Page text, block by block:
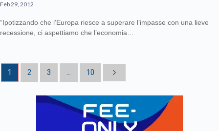
Feb 29, 2012
“Ipotizzando che l’Europa riesce a superare l’impasse con una lieve
recessione, ci aspettiamo che l’economia…
1 2 3 ... 10